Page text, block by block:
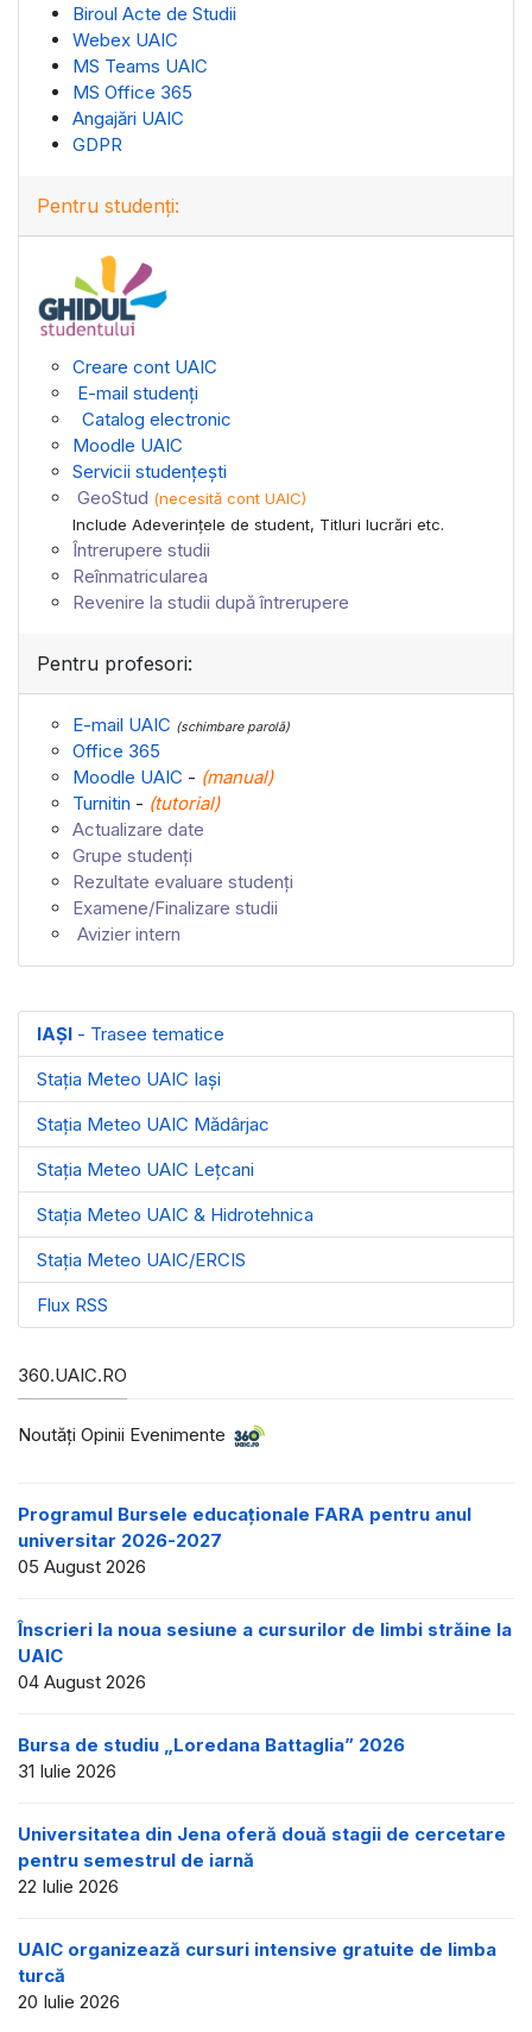
Biroul Acte de Studii
Webex UAIC
MS Teams UAIC
MS Office 365
Angajări UAIC
GDPR
Pentru studenți:
Creare cont UAIC
E-mail studenți
Catalog electronic
Moodle UAIC
Servicii studențești
GeoStud (necesită cont UAIC)
Include Adeverinţele de student, Titluri lucrări etc.
Întrerupere studii
Reînmatricularea
Revenire la studii după întrerupere
Pentru profesori:
E-mail UAIC (schimbare parolă)
Office 365
Moodle UAIC - (manual)
Turnitin - (tutorial)
Actualizare date
Grupe studenți
Rezultate evaluare studenți
Examene/Finalizare studii
Avizier intern
IAȘI - Trasee tematice
Stația Meteo UAIC Iași
Stația Meteo UAIC Mădârjac
Stația Meteo UAIC Leţcani
Stația Meteo UAIC & Hidrotehnica
Stația Meteo UAIC/ERCIS
Flux RSS
360.UAIC.RO
Noutăţi Opinii Evenimente
Programul Bursele educaționale FARA pentru anul
universitar 2026-2027
05 August 2026
Înscrieri la noua sesiune a cursurilor de limbi străine la
UAIC
04 August 2026
Bursa de studiu „Loredana Battaglia” 2026
31 Iulie 2026
Universitatea din Jena oferă două stagii de cercetare
pentru semestrul de iarnă
22 Iulie 2026
UAIC organizează cursuri intensive gratuite de limba
turcă
20 Iulie 2026